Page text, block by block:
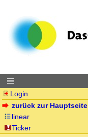
Login
zurück zur Hauptseite
linear
Ticker